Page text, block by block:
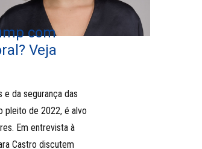
com
Veja
e da segurança das
pleito de 2022, é alvo
Em entrevista à
Castro discutem